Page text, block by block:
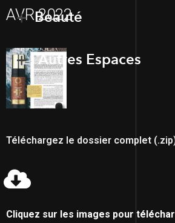
AVR 2022
Beauté
Autres Espaces
Téléchargez le dossier complet
Cliquez sur les images pour